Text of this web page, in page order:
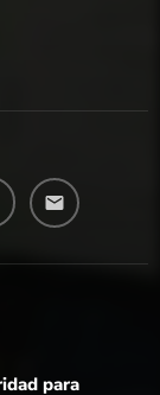
email
para